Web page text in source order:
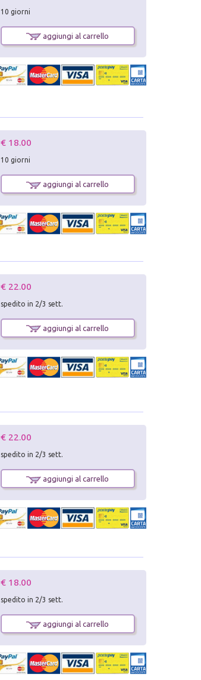
10 giorni
aggiungi al carrello
€ 18.00
10 giorni
aggiungi al carrello
€ 22.00
spedito in 2/3 sett.
aggiungi al carrello
€ 22.00
spedito in 2/3 sett.
aggiungi al carrello
€ 18.00
spedito in 2/3 sett.
aggiungi al carrello